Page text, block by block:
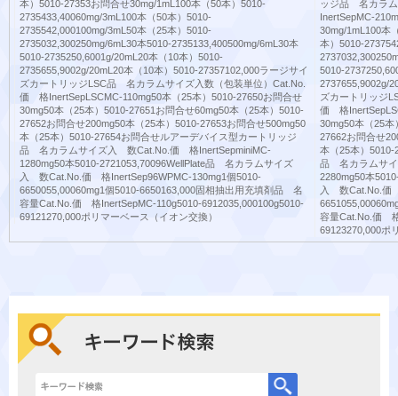
本）5010-27353お問合せ30mg/1mL100本（50本）5010-
2735433,40060mg/3mL100本（50本）5010-
2735542,000100mg/3mL50本（25本）5010-
2735032,300250mg/6mL30本5010-2735133,400500mg/6mL30本
5010-2735250,6001g/20mL20本（10本）5010-
2735655,9002g/20mL20本（10本）5010-27357102,000ラージサイ
ズカートリッジLSC品 名カラムサイズ入数（包装単位）Cat.No.
価 格InertSepLSCMC-110mg50本（25本）5010-27650お問合せ
30mg50本（25本）5010-27651お問合せ60mg50本（25本）5010-
27652お問合せ200mg50本（25本）5010-27653お問合せ500mg50
本（25本）5010-27654お問合せルアーデバイス型カートリッジ
品 名カラムサイズ入 数Cat.No.価 格InertSepminiMC-
1280mg50本5010-2721053,70096WellPlate品 名カラムサイズ
入 数Cat.No.価 格InertSep96WPMC-130mg1個5010-
6650055,00060mg1個5010-6650163,000固相抽出用充填剤品 名
容量Cat.No.価 格InertSepMC-110g5010-6912035,000100g5010-
69121270,000ポリマーベース（イオン交換）
ッジ品 名カラ
InertSepMC-
30mg/1mL100本
本）5010-
5010-
2737655,9002g/
ズカートリッジ
価 格
30mg50本（25本
27662お問合せ
本（25本）5010-
品 名カラムサ
2280mg50本
入 数Cat.No.価
容量Cat.No.価
69123270,000ポ
キーワード検索